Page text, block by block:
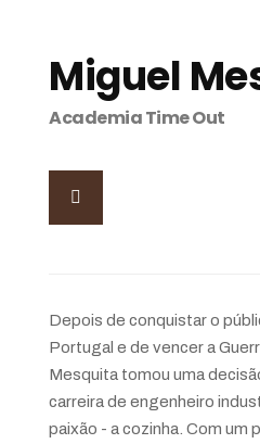
Miguel
Academia Time Out
Depois de conquistar o
Portugal e de vencer a
Mesquita tomou uma
carreira de engenheiro
paixão - a cozinha. Com um